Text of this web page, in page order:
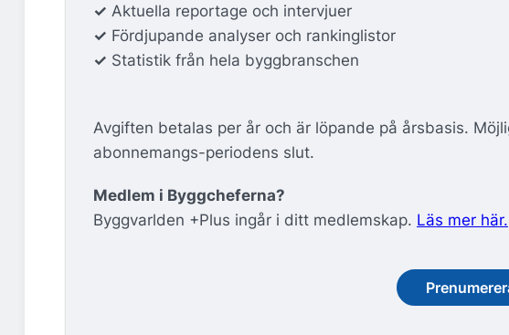
✓ Aktuella reportage och intervjuer
✓ Fördjupande analyser och rankinglistor
✓ Statistik från hela byggbranschen
Avgiften betalas per år och är löpande på årsbasis.
abonnemangs-periodens slut.
Medlem i Byggcheferna?
Byggvarlden +Plus ingår i ditt medlemskap. Läs mer här.